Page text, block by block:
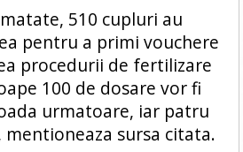
510 cupluri au
pentru a primi vouchere
procedurii de fertilizare
100 de dosare vor fi
urmatoare, iar patru
sursa citata.